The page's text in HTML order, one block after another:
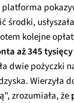
środki,
kolejne
aż 345 tysięcy
dwie pożyczki
Wierzyła
zrozumiała, że